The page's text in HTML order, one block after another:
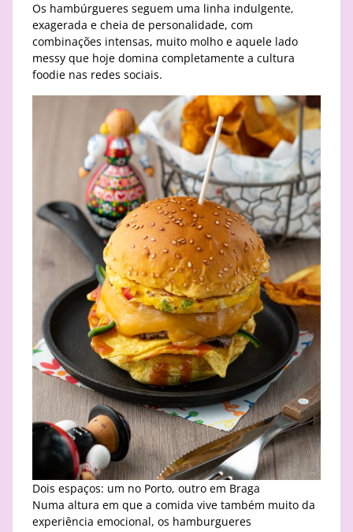
Os hambúrgueres seguem uma linha indulgente,
exagerada e cheia de personalidade, com
combinações intensas, muito molho e aquele lado
messy que hoje domina completamente a cultura
foodie nas redes sociais.
Dois espaços: um no Porto, outro em Braga
Numa altura em que a comida vive também muito da
experiência emocional, os hamburgueres